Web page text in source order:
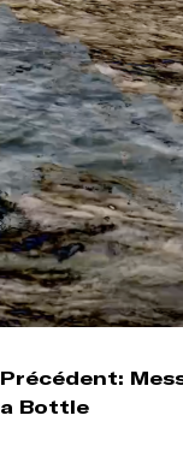
Navigation
Précédent:
a Bottle